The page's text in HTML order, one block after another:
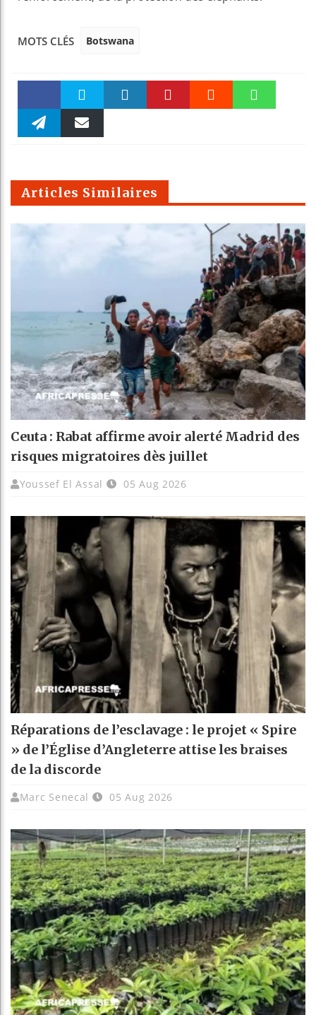
MOTS CLÉS Botswana
Faceboo Twitter
m
Articles Similaires
Ceuta : Rabat affirme avoir alerté Madrid des
risques migratoires dès juillet
Youssef El Assal 05 Aug 2026
Réparations de l’esclavage : le projet « Spire
» de l’Église d’Angleterre attise les braises
de la discorde
Marc Senecal 05 Aug 2026